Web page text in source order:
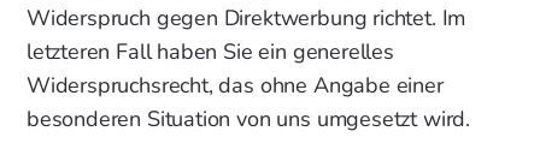
Widerspruch gegen Direktwerbung richtet. Im
letzteren Fall haben Sie ein generelles
Widerspruchsrecht, das ohne Angabe einer
besonderen Situation von uns umgesetzt wird.